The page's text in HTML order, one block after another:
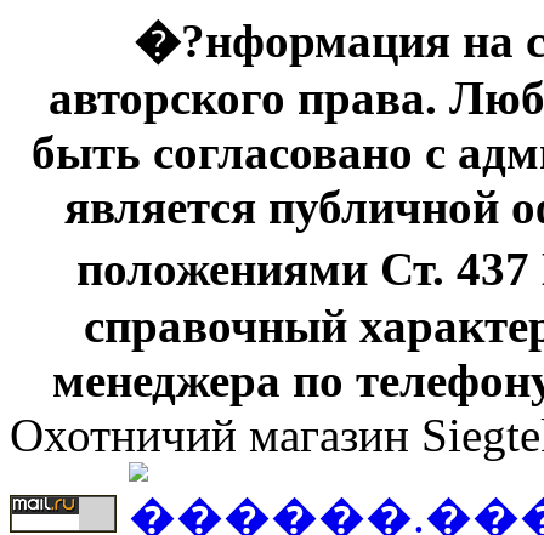
�?нформация на
авторского права.
быть согласовано с
является публичной
положениями Ст.
справочный
менеджера по
Охотничий магазин